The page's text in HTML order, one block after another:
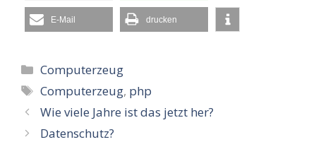
E-Mail drucken
Kategorien
Computerzeug
Schlagwörter
Computerzeug, php
Wie viele Jahre ist das jetzt her?
Datenschutz?